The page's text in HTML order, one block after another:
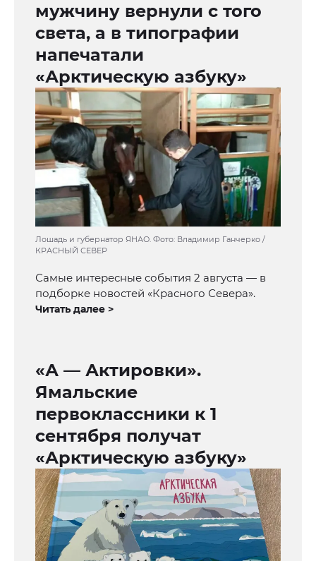
мужчину вернули с того
света, а в типографии
напечатали
«Арктическую азбуку»
Лошадь и губернатор ЯНАО. Фото: Владимир Ганчерко /
КРАСНЫЙ СЕВЕР
Самые интересные события 2 августа — в
подборке новостей «Красного Севера».
Читать далее >
«А — Актировки».
Ямальские
первоклассники к 1
сентября получат
«Арктическую азбуку»